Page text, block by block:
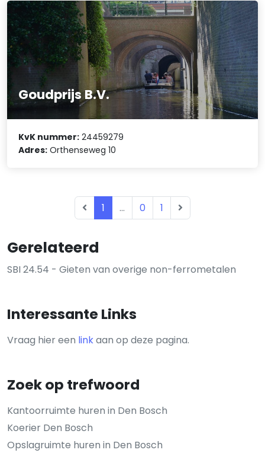
Gerelateerd
SBI 24.54 - Gieten van overige non-ferrometalen
Interessante Links
Vraag hier een linkaan op deze pagina.
Zoek op trefwoord
Kantoorruimte huren in Den Bosch
Koerier Den Bosch
Opslagruimte huren in Den Bosch
Goudprijs B.V.
KvK nummer: 24459279
Adres: Orthenseweg 10
1 ... 0 1